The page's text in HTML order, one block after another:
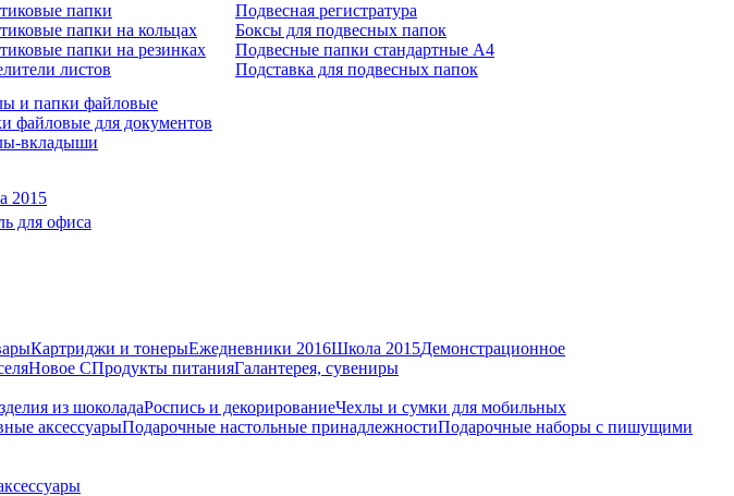
папки
папки на кольцах
папки на резинках
листов
Подвесная регистратура
Боксы для подвесных папок
Подвесные папки стандартные А4
Подставка для подвесных папок
и папки файловые
файловые для документов
вкладыши
2015
для офиса
Картриджи и тонерыЕжедневники 2016Школа 2015Демонстрационное
Новое СПродукты питанияГалантерея, сувениры
из шоколадаРоспись и декорированиеЧехлы и сумки для мобильных
аксессуарыПодарочные настольные принадлежностиПодарочные наборы с пишущими